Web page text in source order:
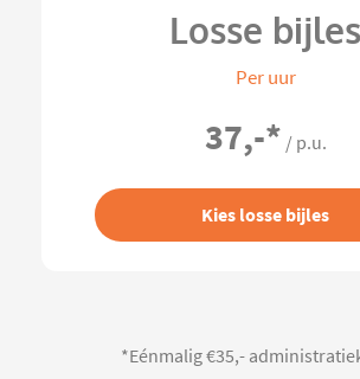
Losse bijles
Per uur
37,-* / p.u.
Kies losse bijles
*Eénmalig €35,-